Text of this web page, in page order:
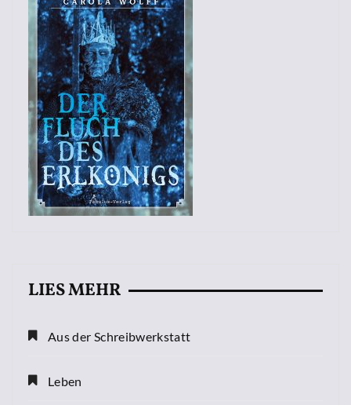
LIES MEHR
Aus der Schreibwerkstatt
Leben